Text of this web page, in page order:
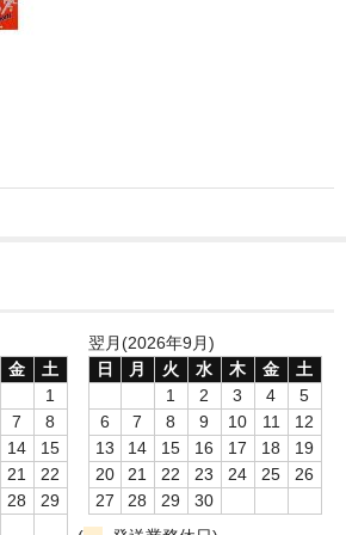
金
土
1
7
8
14
15
21
22
28
29
翌月(2026年9月)
日
月 火 水 木 金
土
1
2 3 4
5
6
7 8 9 10 11
12
13
14 15 16 17 18
19
20
21 22 23 24 25
26
27
28 29
30